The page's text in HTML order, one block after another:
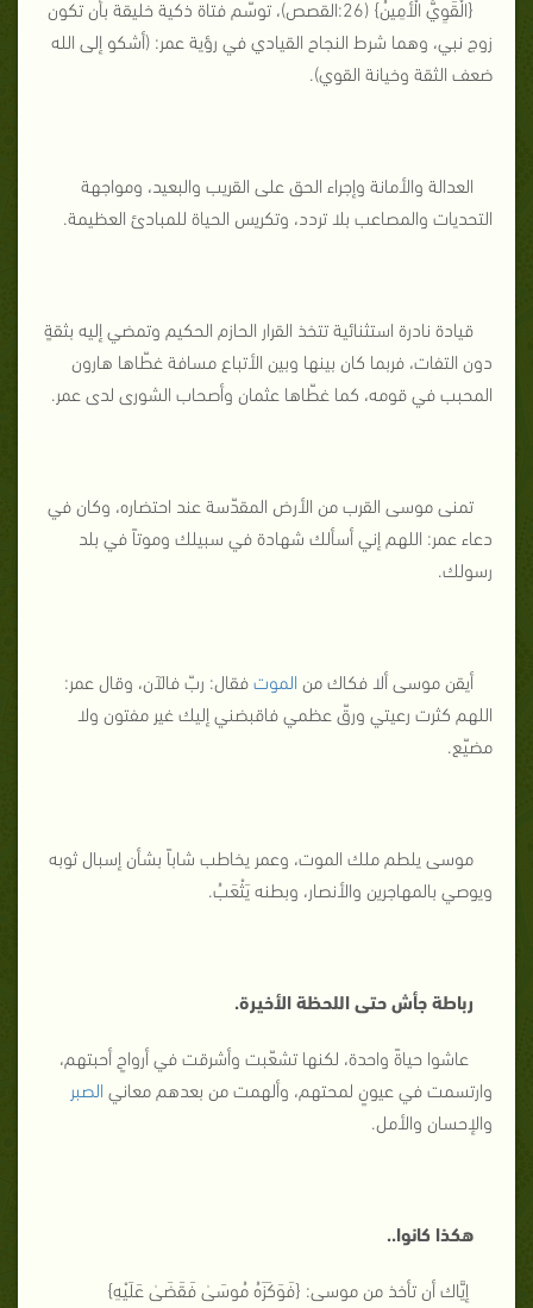
{الْقَوِيُّ الْأَمِينُ
} (26:القصص)، توسّم فتاة ذكية خليقة بأن تكون
زوج نبي، وهما شرط النجاح القيادي في رؤية عمر: (أشكو إلى الله
ضعف الثقة وخيانة القوي).
العدالة والأمانة وإجراء الحق على القريب والبعيد، ومواجهة
التحديات والمصاعب بلا تردد، وتكريس الحياة للمبادئ العظيمة.
قيادة نادرة استثنائية تتخذ القرار الحازم الحكيم وتمضي إليه بثقةٍ
دون التفات، فربما كان بينها وبين الأتباع مسافة غطّاها هارون
المحبب في قومه، كما غطّاها عثمان وأصحاب الشورى لدى عمر.
تمنى موسى القرب من الأرض المقدّسة عند احتضاره، وكان في
دعاء عمر: اللهم إني أسألك شهادة في سبيلك وموتاً في بلد
رسولك.
أيقن موسى ألا فكاك من الموتفقال: ربّ فالآن، وقال عمر:
اللهم كثرت رعيتي ورقّ عظمي فاقبضني إليك غير مفتون ولا
مضيّع.
موسى يلطم ملك الموت، وعمر يخاطب شاباً بشأن إسبال ثوبه
ويوصي بالمهاجرين والأنصار، وبطنه يَثْعَبُ.
رباطة جأش حتى اللحظة الأخيرة.
عاشوا حياةً واحدة، لكنها تشعّبت وأشرقت في أرواحٍ أحبتهم،
وارتسمت في عيونٍ لمحتهم، وألهمت من بعدهم معاني الصبر
والإحسان والأمل.
هكذا كانوا..
إيَّاك أن تأخذ من موسى: {فَوَكَزَهُ مُوسَىٰ فَقَضَىٰ عَلَيْهِ}